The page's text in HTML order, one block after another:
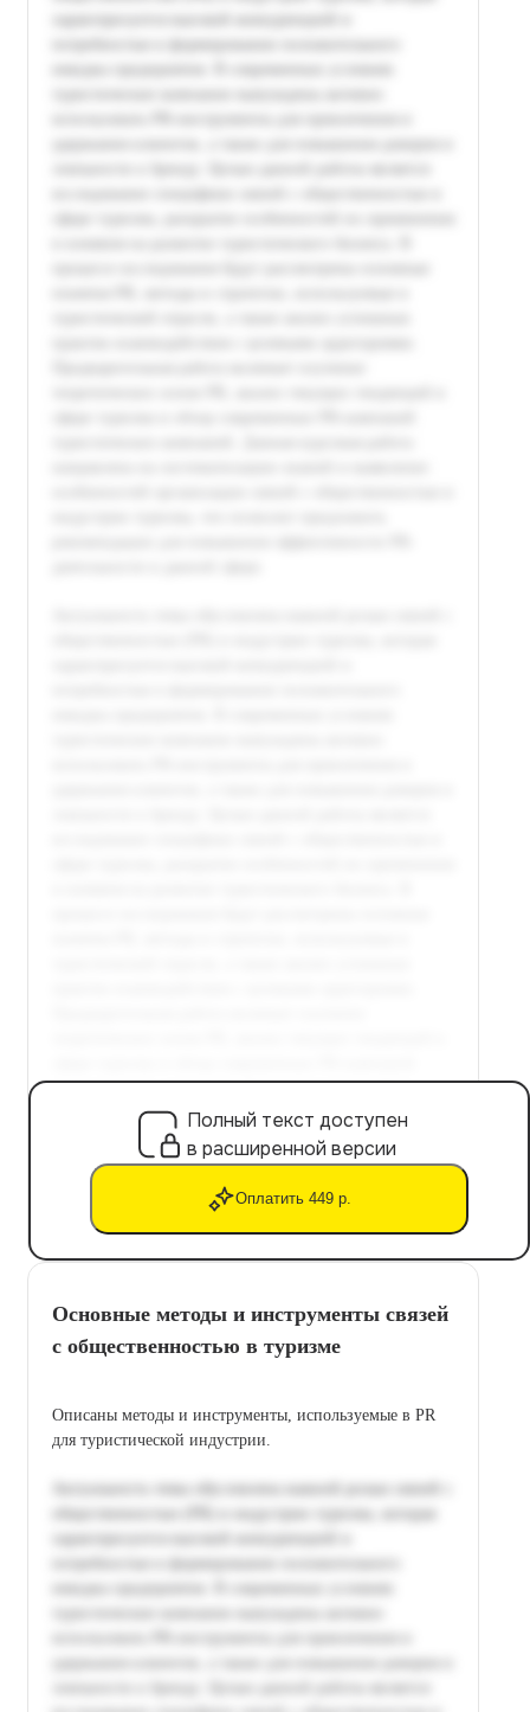
Полный текст доступен
в расширенной версии
Оплатить 449 р.
Основные методы и инструменты связей
с общественностью в туризме
Описаны методы и инструменты, используемые в PR
для туристической индустрии.